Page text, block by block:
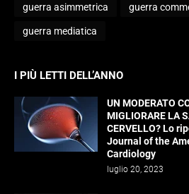
guerra asimmetrica guerra
guerra mediatica
I PIÙ LETTI DELL’ANNO
UN MODERATO
MIGLIORARE LA
CERVELLO? Lo
Journal of the
Cardiology
luglio 20, 2023